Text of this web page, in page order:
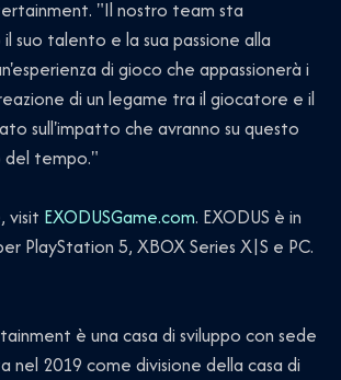
"Il nostro team sta
suo talento e la sua passione alla
di gioco che appassionerà i
di un legame tra il giocatore e il
sull'impatto che avranno su questo
del tempo."
visit EXODUSGame.com. EXODUS è in
PlayStation 5, XBOX Series X|S e PC.
è una casa di sviluppo con sede
nel 2019 come divisione della casa di